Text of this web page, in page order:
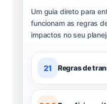
Um guia direto para
funcionam as regras
impactos no seu
21 Regras de